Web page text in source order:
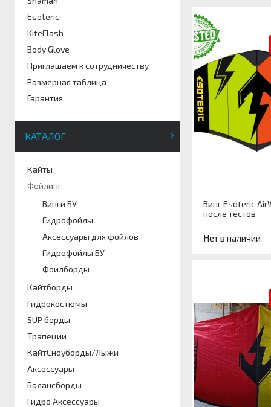
Esoteric
KiteFlash
Body Glove
Приглашаем к сотрудничеству
Размерная таблица
Гарантия
КАТАЛОГ
Кайты
Фойлинг
Винги БУ
Гидрофойлы
Аксессуары для фойлов
Гидрофойлы БУ
Фоилборды
Кайтборды
Гидрокостюмы
SUP борды
Трапеции
КайтСноуборды/Лыжи
Аксессуары
Балансборды
Гидро Аксессуары
Винг Esoteric
после тестов
Нет в наличии